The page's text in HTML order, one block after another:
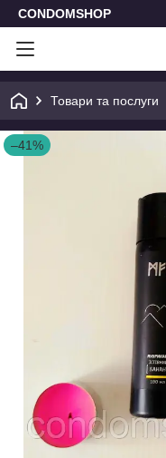
CONDOMSHOP
Товари та послуги
–41%